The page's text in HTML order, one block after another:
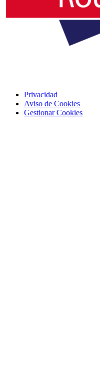
Privacidad
Aviso de Cookies
Gestionar Cookies